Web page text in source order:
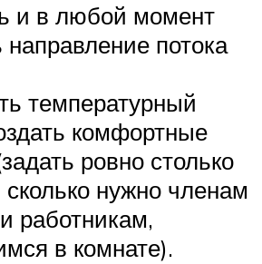
и в любой момент
потока
температурный
комфортные
ровно столько
сколько нужно членам
работникам,
в комнате).